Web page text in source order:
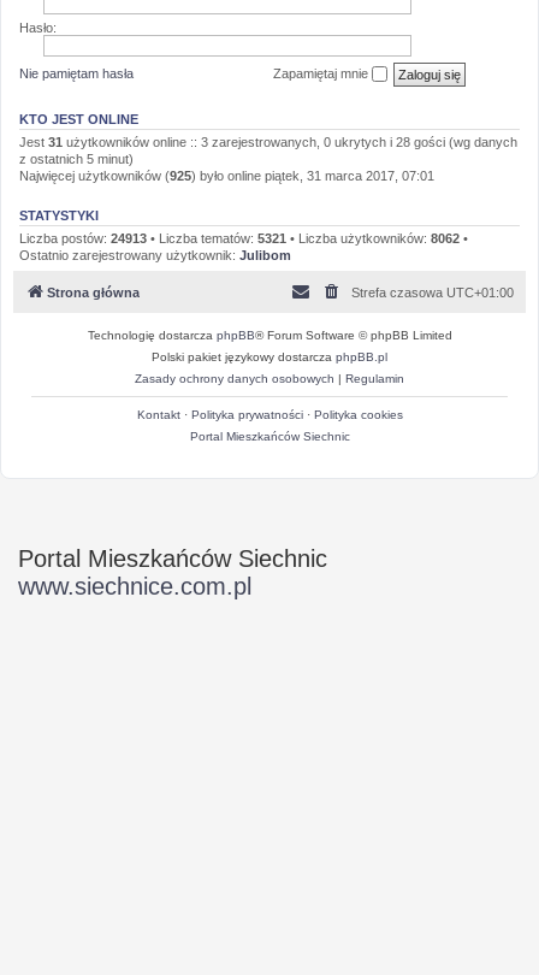
Hasło:
Nie pamiętam hasła Zapamiętaj mnie
KTO JEST ONLINE
Jest 31 użytkowników online :: 3 zarejestrowanych, 0 ukrytych i 28 gości (wg danych
z ostatnich 5 minut)
Najwięcej użytkowników (925) było online piątek, 31 marca 2017, 07:01
STATYSTYKI
Liczba postów: 24913 • Liczba tematów: 5321 • Liczba użytkowników: 8062 •
Ostatnio zarejestrowany użytkownik: Julibom
Strona główna Strefa czasowa UTC+01:00
Technologię dostarcza phpBB® Forum Software © phpBB Limited
Polski pakiet językowy dostarcza phpBB.pl
Zasady ochrony danych osobowych | Regulamin
Kontakt· Polityka prywatności· Polityka cookies
Portal Mieszkańców Siechnic
Portal Mieszkańców Siechnic
www.siechnice.com.pl